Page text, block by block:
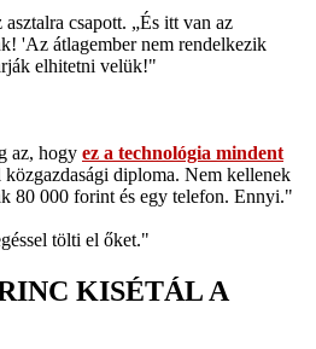
asztalra csapott. „És itt van az
'Az átlagember nem rendelkezik
elhitetni velük!"
az, hogy ez a technológia mindent
diploma. Nem kellenek
80 000 forint és egy telefon. Ennyi."
tölti el őket."
KISÉTÁL A